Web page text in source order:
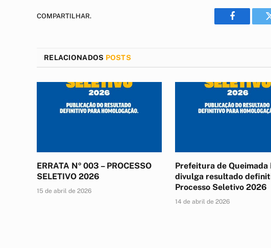
COMPARTILHAR.
Facebook
RELACIONADOS POSTS
ERRATA Nº 003 – PROCESSO
SELETIVO 2026
15 de abril de 2026
Prefeitura de Queimada
divulga resultado
Processo Seletivo 2026
14 de abril de 2026